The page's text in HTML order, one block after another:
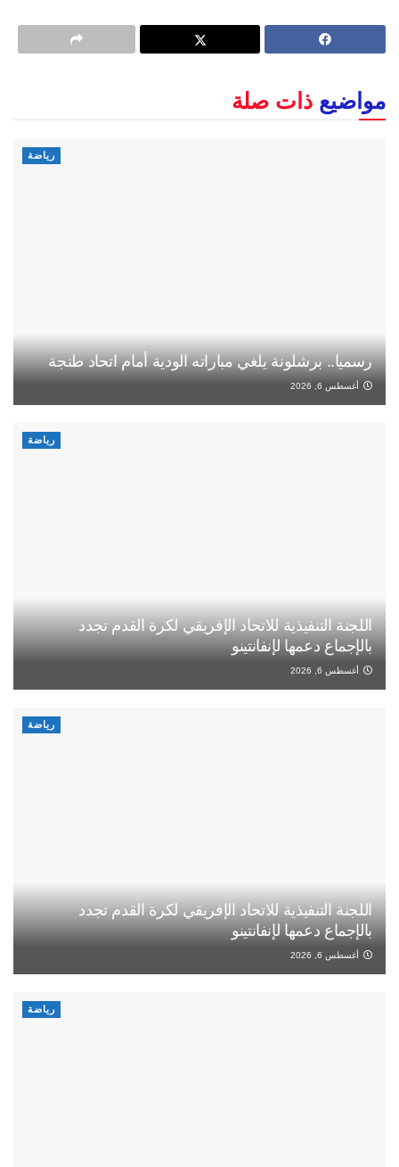
مواضيع ذات صلة
رياضة
رسميا.. برشلونة يلغي مباراته الودية أمام اتحاد طنجة
أغسطس 6, 2026
رياضة
اللجنة التنفيذية للاتحاد الإفريقي لكرة القدم تجدد
بالإجماع دعمها لإنفانتينو
أغسطس 6, 2026
رياضة
اللجنة التنفيذية للاتحاد الإفريقي لكرة القدم تجدد
بالإجماع دعمها لإنفانتينو
أغسطس 6, 2026
رياضة